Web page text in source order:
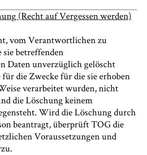
(Recht auf Vergessen werden)
vom Verantwortlichen zu
sie betreffenden
Daten unverzüglich gelöscht
die Zwecke für die sie erhoben
verarbeitet wurden, nicht
die Löschung keinem
Wird die Löschung durch
beantragt, überprüft TOG die
Voraussetzungen und